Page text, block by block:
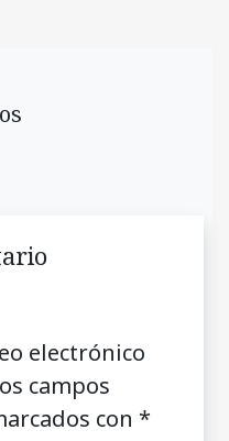
electrónico
campos
con *